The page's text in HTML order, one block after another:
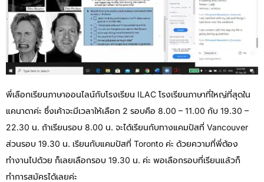
พี่เลือกเรียนภาษาออนไลน์กับโรงเรียน ILAC โรงเรียนภาษาที่ใหญ่ที่สุดใน
แคนาดาค่ะ ซึ่งเค้าจะมีเวลาให้เลือก 2 รอบคือ 8.00 – 11.00 กับ 19.30 –
22.30 น. ถ้าเรียนรอบ 8.00 น. จะได้เรียนกับทางแคมปัสที่ Vancouver
ส่วนรอบ 19.30 น. เรียนกับแคมปัสที่ Toronto ค่ะ ด้วยความที่พี่ต้อง
ทำงานไปด้วย ก็เลยเลือกรอบ 19.30 น. ค่ะ พอเลือกรอบที่เรียนแล้วก็
ทำการสมัครได้เลยค่ะ